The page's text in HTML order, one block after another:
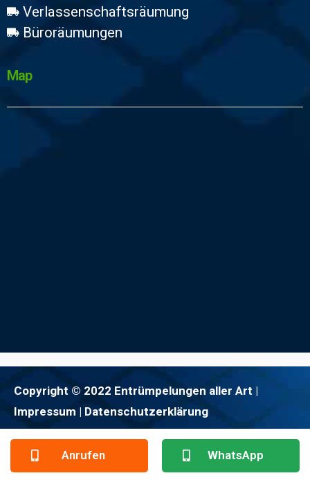
Verlassenschaftsräumung
Büroräumungen
Map
Copyright © 2022 Entrümpelungen aller Art |
Impressum | Datenschutzerklärung
Anrufen WhatsApp